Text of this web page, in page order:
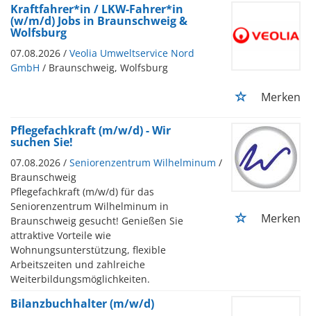
Kraftfahrer*in / LKW-Fahrer*in
(w/m/d) Jobs in Braunschweig &
Wolfsburg
07.08.2026 / Veolia Umweltservice Nord
GmbH / Braunschweig, Wolfsburg
Merken
Pflegefachkraft (m/w/d) - Wir
suchen Sie!
07.08.2026 / Seniorenzentrum Wilhelminum /
Braunschweig
Pflegefachkraft (m/w/d) für das
Seniorenzentrum Wilhelminum in
Braunschweig gesucht! Genießen Sie
attraktive Vorteile wie
Wohnungsunterstützung, flexible
Arbeitszeiten und zahlreiche
Weiterbildungsmöglichkeiten.
Merken
Bilanzbuchhalter (m/w/d)